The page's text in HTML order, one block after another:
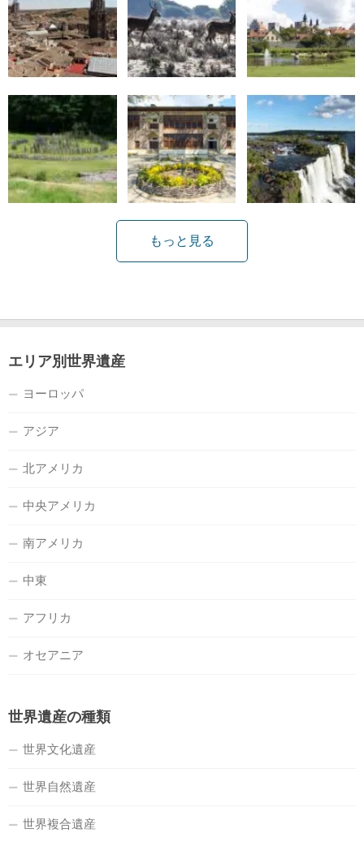
もっと見る
エリア別世界遺産
ヨーロッパ
アジア
北アメリカ
中央アメリカ
南アメリカ
中東
アフリカ
オセアニア
世界遺産の種類
世界文化遺産
世界自然遺産
世界複合遺産